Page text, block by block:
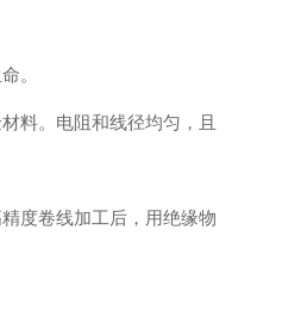
。
料。电阻和线径均匀，且
度卷线加工后，用绝缘物